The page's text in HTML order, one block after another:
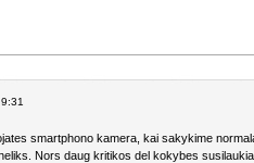
smartphono kamera, kai sakykime
Nors daug kritikos del kokybes